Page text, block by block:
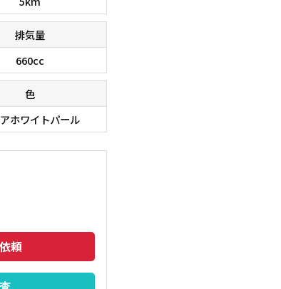
排気量
660cc
色
ホワイトパール
頼